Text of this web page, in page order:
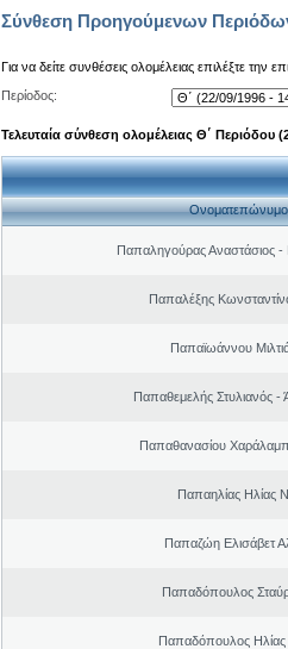
Σύνθεση Προηγούμενων
Για να δείτε συνθέσεις ολομέλειας επιλέξτε την
Περίοδος:
Τελευταία σύνθεση ολομέλειας Θ΄ Περιόδου
Ονοματεπώνυμο
Παπαληγούρας Αναστάσιος -
Παπαλέξης
Παπαϊωάννου
Παπαθεμελής Στυλιανός -
Παπαθανασίου
Παπαηλίας Ηλίας
Παπαζώη Ελισάβετ
Παπαδόπουλος
Παπαδόπουλος Ηλίας